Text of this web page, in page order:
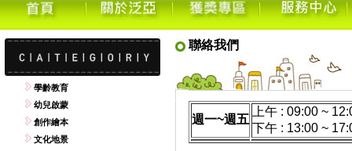
學齡教育
幼兒啟蒙
創作繪本
文化地景
聯絡我們
週一~週五
上午 : 09:00 ~
下午 : 13:00 ~